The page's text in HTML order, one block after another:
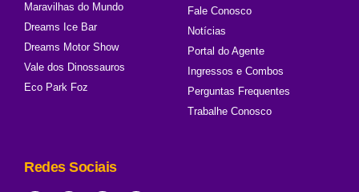
Maravilhas do Mundo
Dreams Ice Bar
Dreams Motor Show
Vale dos Dinossauros
Eco Park Foz
Fale Conosco
Notícias
Portal do Agente
Ingressos e Combos
Perguntas Frequentes
Trabalhe Conosco
Redes Sociais